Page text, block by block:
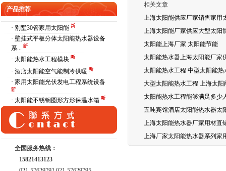
产品推荐
· 别墅30管家用太阳能
· 壁挂式平板分体太阳能热水器设备
系...
· 太阳能热水工程模块
· 酒店太阳能空气能制冷供暖
· 家用太阳能光伏发电工程系统设备
· 太阳能不锈钢圆形方形保温水箱
全国服务热线：
15821413123
相关文章
上海太阳能供应厂家销售家用
上海太阳能厂家供应大型太阳
太阳能上海厂家 太阳能节能
太阳能热水器上海太阳能厂家
太阳能热水工程 中型太阳能热
大型太阳能热水工程 上海太阳
太阳能热水工程能够满足多少
五吨宾馆酒店太阳能热水器太
上海太阳能热水器厂家用材直
上海厂家太阳能热水器系列家